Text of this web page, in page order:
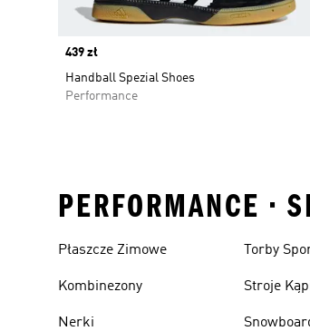
Price
439 zł
Handball Spezial Shoes
Performance
PERFORMANCE •
Płaszcze Zimowe
Kombinezony
Nerki
Torby
Stroje